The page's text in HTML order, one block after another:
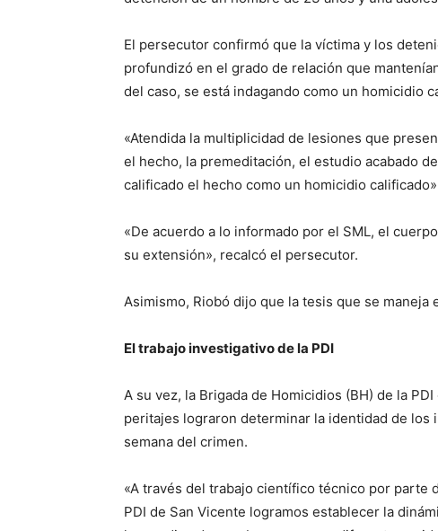
El persecutor confirmó que la víctima y los
profundizó en el grado de relación que
del caso, se está indagando como un homicidio
«Atendida la multiplicidad de lesiones que
el hecho, la premeditación, el estudio acabado
calificado el hecho como un homicidio
«De acuerdo a lo informado por el SML, el
su extensión», recalcó el persecutor.
Asimismo, Riobó dijo que la tesis que se
El trabajo investigativo de la PDI
A su vez, la Brigada de Homicidios (BH) de la
peritajes lograron determinar la identidad de los
semana del crimen.
«A través del trabajo científico técnico por parte
PDI de San Vicente logramos establecer la